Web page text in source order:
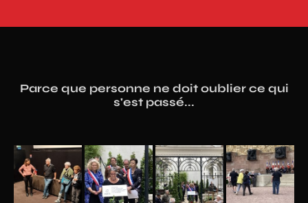
Parce que personne ne doit oublier ce qui
s'est passé...